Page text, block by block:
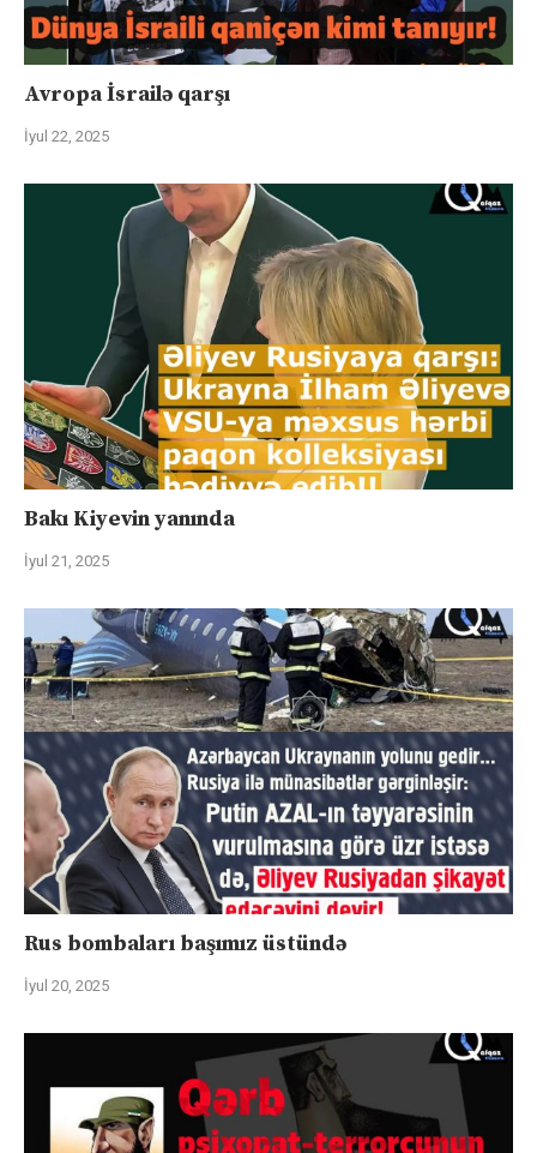
Avropa İsrailə qarşı
İyul 22, 2025
Bakı Kiyevin yanında
İyul 21, 2025
Rus bombaları başımız üstündə
İyul 20, 2025